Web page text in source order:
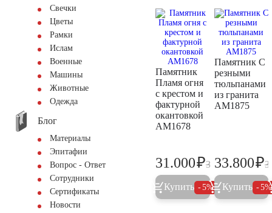
Свечки
Цветы
Рамки
Ислам
Военные
Машины
Животные
Одежда
Блог
Материалы
Эпитафии
Вопрос - Ответ
Сотрудники
Сертификаты
Новости
Памятник
Пламя огня
с крестом и
фактурной
окантовкой
AM1678
32.600
31.000₽
Купить 5%
Памятник С
резными
тюльпанами
из гранита
AM1875
33.800₽
Купить 5%